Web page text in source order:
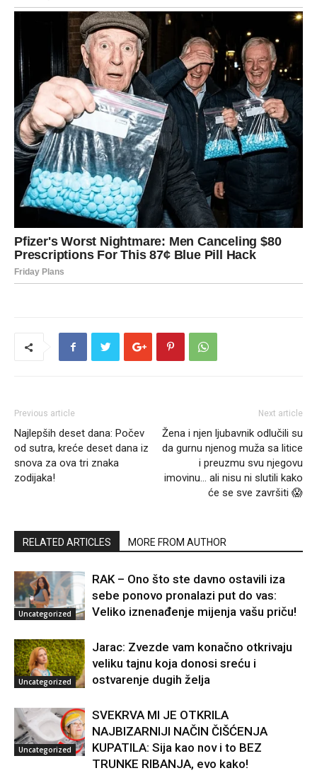
Previous article
Najlepših deset dana: Počev
od sutra, kreće deset dana iz
snova za ova tri znaka
zodijaka!
Next article
Žena i njen ljubavnik odlučili su
da gurnu njenog muža sa litice
i preuzmu svu njegovu
imovinu… ali nisu ni slutili kako
će se sve završiti 😱
RELATED ARTICLES MORE FROM AUTHOR
Uncategorized
RAK – Ono što ste davno ostavili iza
sebe ponovo pronalazi put do vas:
Veliko iznenađenje mijenja vašu priču!
Uncategorized
Jarac: Zvezde vam konačno otkrivaju
veliku tajnu koja donosi sreću i
ostvarenje dugih želja
Uncategorized
SVEKRVA MI JE OTKRILA
NAJBIZARNIJI NAČIN ČIŠĆENJA
KUPATILA: Sija kao nov i to BEZ
TRUNKE RIBANJA, evo kako!